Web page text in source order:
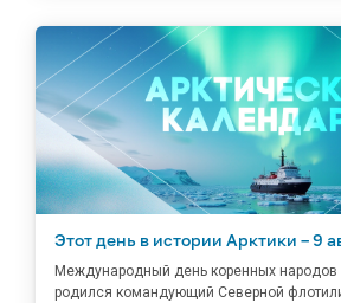
Этот день в истории Арктики – 9
Международный день коренных народов
родился командующий Северной